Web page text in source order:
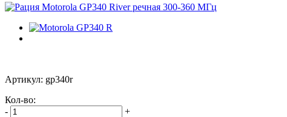
Артикул: gp340r
Кол-во:
-
+